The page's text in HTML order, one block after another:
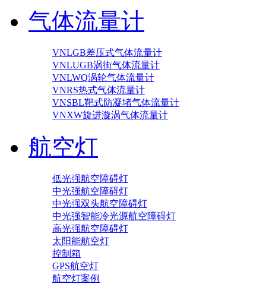
气体流量计
VNLGB差压式气体流量计
VNLUGB涡街气体流量计
VNLWQ涡轮气体流量计
VNRS热式气体流量计
VNSBL靶式防凝堵气体流量计
VNXW旋进漩涡气体流量计
航空灯
低光强航空障碍灯
中光强航空障碍灯
中光强双头航空障碍灯
中光强智能冷光源航空障碍灯
高光强航空障碍灯
太阳能航空灯
控制箱
GPS航空灯
航空灯案例